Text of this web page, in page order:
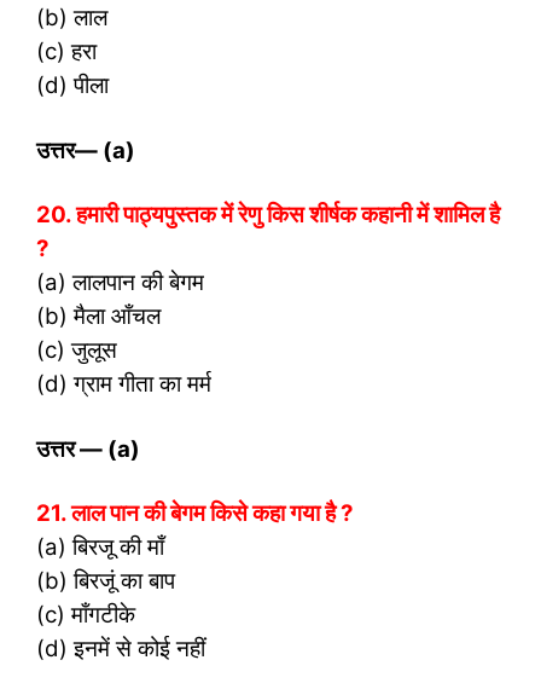
(b) लाल
(c) हरा
(d) पीला
उत्तर— (a)
20. हमारी पाठ्यपुस्तक में रेणु किस शीर्षक कहानी में शामिल है
?
(a) लालपान की बेगम
(b) मैला आँचल
(c) जुलूस
(d) ग्राम गीता का मर्म
उत्तर— (a)
21. लाल पान की बेगम किसे कहा गया है ?
(a) बिरजू की माँ
(b) बिरजूं का बाप
(c) माँगटीके
(d) इनमें से कोई नहीं